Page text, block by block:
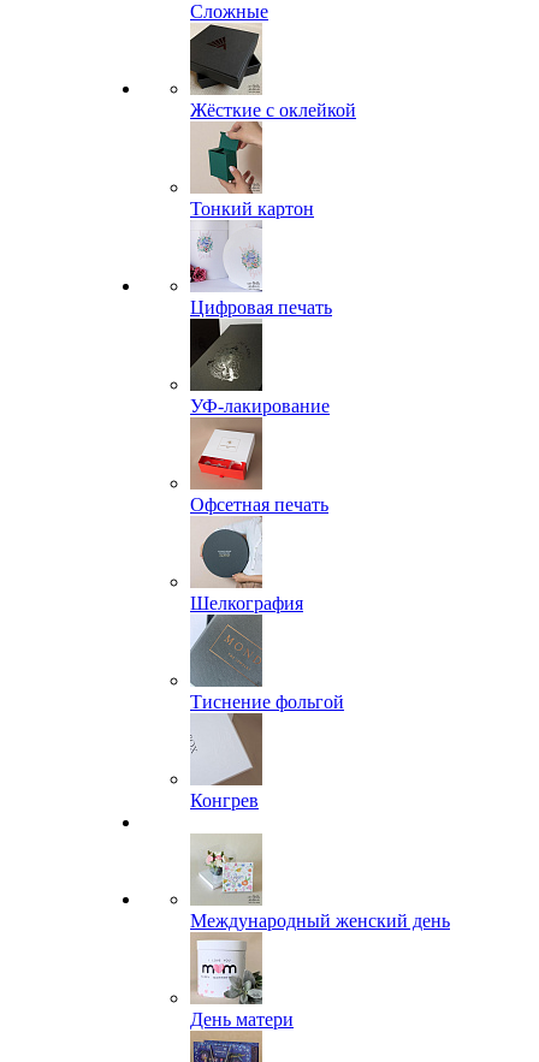
Сложные
Жёсткие с оклейкой
Тонкий картон
Цифровая печать
УФ-лакирование
Офсетная печать
Шелкография
Тиснение фольгой
Конгрев
Международный женский день
День матери